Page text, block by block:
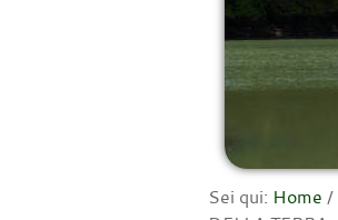
Sei qui: Home /